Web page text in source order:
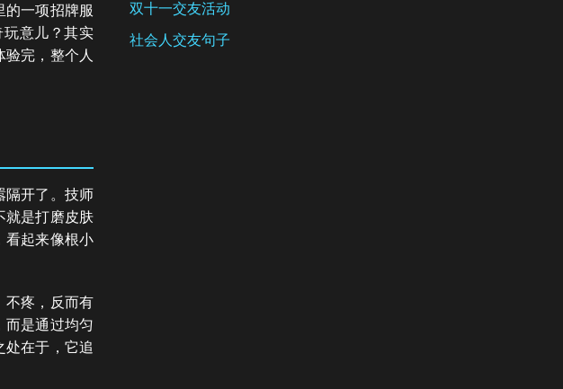
的一项招牌服
意儿？其实
完，整个人
隔开了。技师
就是打磨皮肤
看起来像根小
不疼，反而有
而是通过均匀
处在于，它追
双十一交友活动
社会人交友句子